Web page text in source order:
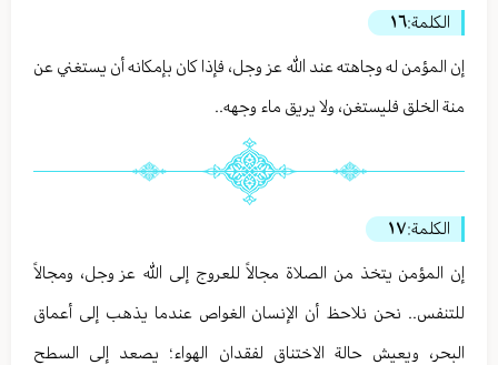
الكلمة:١٦
إن المؤمن له وجاهته عند الله عز وجل، فإذا كان بإمكانه أن يستغني عن
منة الخلق فليستغن، ولا يريق ماء وجهه..
الكلمة:١٧
إن المؤمن يتخذ من الصلاة مجالاً للعروج إلى الله عز وجل، ومجالاً
للتنفس.. نحن نلاحظ أن الإنسان الغواص عندما يذهب إلى أعماق
البحر، ويعيش حالة الاختناق لفقدان الهواء؛ يصعد إلى السطح